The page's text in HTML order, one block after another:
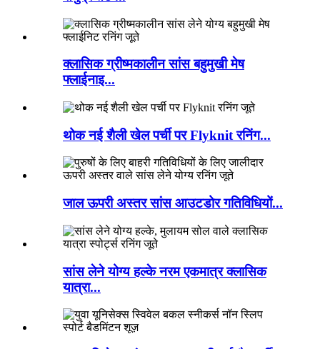
क्लासिक ग्रीष्मकालीन सांस बहुमुखी मेष
फ्लाईनाइ...
थोक नई शैली खेल पर्ची पर Flyknit रनिंग...
जाल ऊपरी अस्तर सांस आउटडोर गतिविधियों...
सांस लेने योग्य हल्के नरम एकमात्र क्लासिक
यात्रा...